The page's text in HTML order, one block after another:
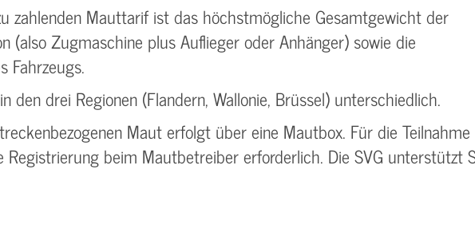
zahlenden Mauttarif ist das höchstmögliche Gesamtgewicht der
(also Zugmaschine plus Auflieger oder Anhänger) sowie die
Fahrzeugs.
den drei Regionen (Flandern, Wallonie, Brüssel) unterschiedlich.
Maut erfolgt über eine Mautbox. Für die
beim Mautbetreiber erforderlich. Die SVG unterstützt